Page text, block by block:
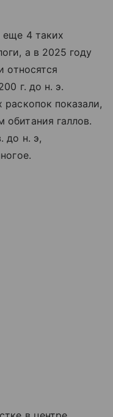
еще 4 таких
а в 2025 году
относятся
г. до н. э.
показали,
галлов.
до н. э,